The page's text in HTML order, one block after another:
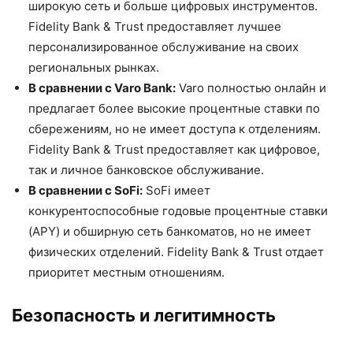
широкую сеть и больше цифровых инструментов.
Fidelity Bank & Trust предоставляет лучшее
персонализированное обслуживание на своих
региональных рынках.
В сравнении с Varo Bank: Varo полностью онлайн и
предлагает более высокие процентные ставки по
сбережениям, но не имеет доступа к отделениям.
Fidelity Bank & Trust предоставляет как цифровое,
так и личное банковское обслуживание.
В сравнении с SoFi: SoFi имеет
конкурентоспособные годовые процентные ставки
(APY) и обширную сеть банкоматов, но не имеет
физических отделений. Fidelity Bank & Trust отдает
приоритет местным отношениям.
Безопасность и легитимность